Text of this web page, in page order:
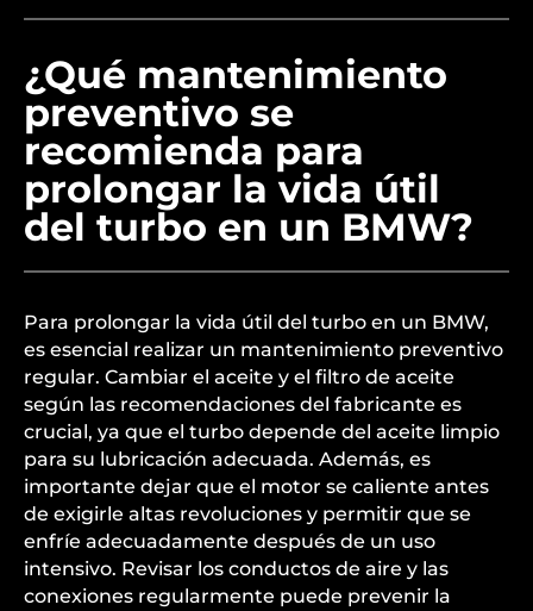
¿Qué mantenimiento
preventivo se
recomienda para
prolongar la vida útil
del turbo en un BMW?
Para prolongar la vida útil del turbo en un BMW,
es esencial realizar un mantenimiento preventivo
regular. Cambiar el aceite y el filtro de aceite
según las recomendaciones del fabricante es
crucial, ya que el turbo depende del aceite limpio
para su lubricación adecuada. Además, es
importante dejar que el motor se caliente antes
de exigirle altas revoluciones y permitir que se
enfríe adecuadamente después de un uso
intensivo. Revisar los conductos de aire y las
conexiones regularmente puede prevenir la